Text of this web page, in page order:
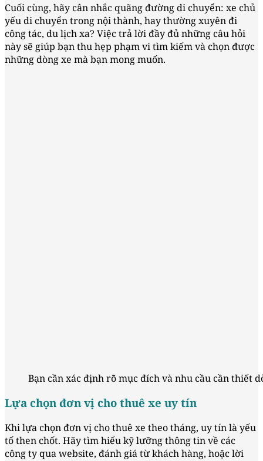
Cuối cùng, hãy cân nhắc quãng đường di chuyển: xe chủ
yếu di chuyển trong nội thành, hay thường xuyên đi
công tác, du lịch xa? Việc trả lời đầy đủ những câu hỏi
này sẽ giúp bạn thu hẹp phạm vi tìm kiếm và chọn được
những dòng xe mà bạn mong muốn.
Bạn cần xác định rõ mục đích và nhu cầu cần thiết
Lựa chọn đơn vị cho thuê xe uy tín
Khi lựa chọn đơn vị cho thuê xe theo tháng, uy tín là yếu
tố then chốt. Hãy tìm hiểu kỹ lưỡng thông tin về các
công ty qua website, đánh giá từ khách hàng, hoặc lời